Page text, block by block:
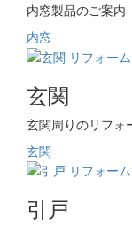
内窓製品のご案内
内窓
玄関
玄関周りのリフォ
玄関
引戸